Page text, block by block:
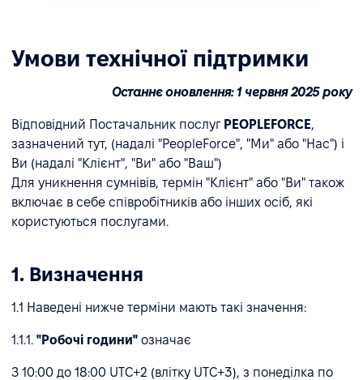
Умови технічної підтримки
Останнє оновлення: 1 червня 2025 року
Відповідний Постачальник послуг PEOPLEFORCE,
зазначений тут, (надалі "PeopleForce", "Ми" або "Нас") і
Ви (надалі "Клієнт", "Ви" або "Ваш")
Для уникнення сумнівів, термін "Клієнт" або "Ви" також
включає в себе співробітників або інших осіб, які
користуються послугами.
1. Визначення
1.1 Наведені нижче терміни мають такі значення:
1.1.1. "Робочі години" означає
З 10:00 до 18:00 UTC+2 (влітку UTC+3), з понеділка по